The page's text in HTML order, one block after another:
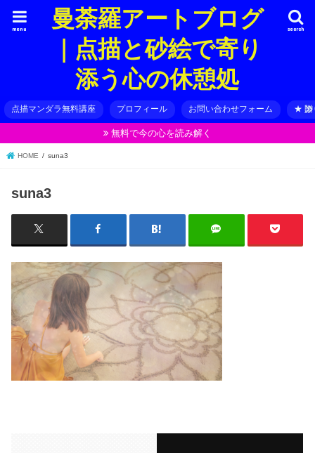
曼荼羅アートブログ
｜点描と砂絵で寄り
添う心の休憩処
search
menu
点描マンダラ無料講座 プロフィール お問い合わせフォーム ★ 贈
無料で今の心を読み解く
HOME suna3
suna3